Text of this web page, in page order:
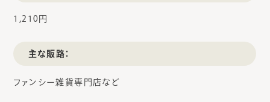
1,210円
主な販路：
ファンシー雑貨専門店など